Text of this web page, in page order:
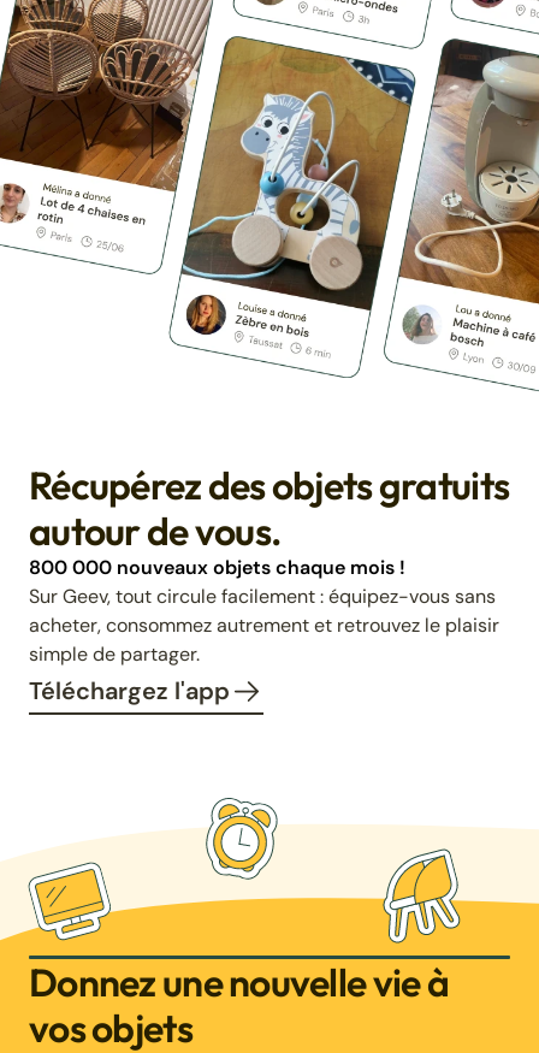
Récupérez des objets gratuits
autour de vous.
800 000 nouveaux objets chaque mois !
Sur Geev, tout circule facilement : équipez-vous sans
acheter, consommez autrement et retrouvez le plaisir
simple de partager.
Téléchargez l'app
Donnez une nouvelle vie à
vos objets